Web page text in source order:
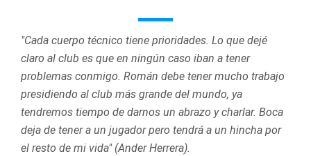
"Cada cuerpo técnico tiene prioridades. Lo que dejé
claro al club es que en ningún caso iban a tener
problemas conmigo. Román debe tener mucho trabajo
presidiendo al club más grande del mundo, ya
tendremos tiempo de darnos un abrazo y charlar. Boca
deja de tener a un jugador pero tendrá a un hincha por
el resto de mi vida" (Ander Herrera).